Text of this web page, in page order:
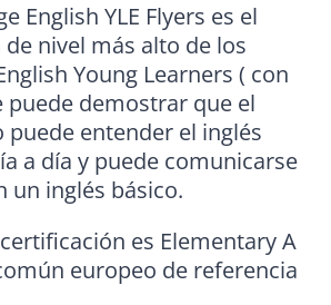
English YLE Flyers es el
de nivel más alto de los
Young Learners ( con
puede demostrar que el
puede entender el inglés
a día y puede comunicarse
un inglés básico.
es Elementary A
europeo de referencia